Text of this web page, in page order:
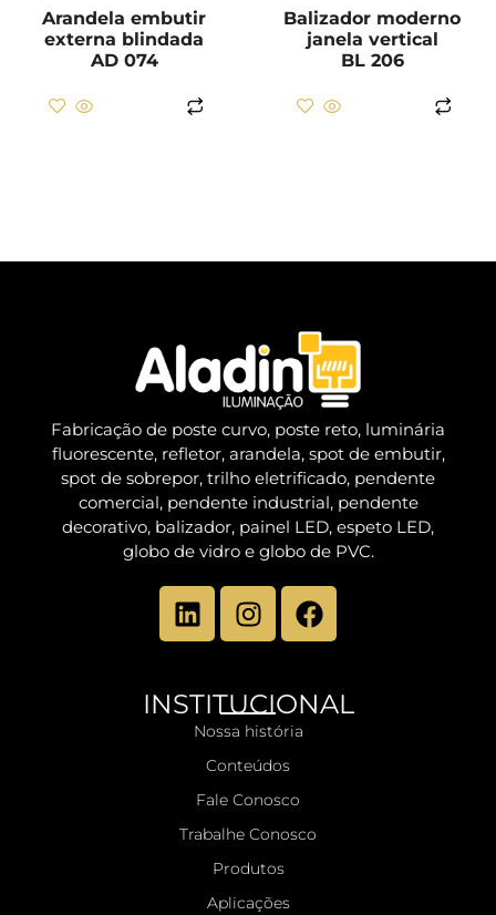
Arandela embutir
externa blindada
AD 074
Balizador moderno
janela vertical
BL 206
Fabricação de poste curvo, poste reto, luminária
fluorescente, refletor, arandela, spot de embutir,
spot de sobrepor, trilho eletrificado, pendente
comercial, pendente industrial, pendente
decorativo, balizador, painel LED, espeto LED,
globo de vidro e globo de PVC.
INSTITUCIONAL
Nossa história
Conteúdos
Fale Conosco
Trabalhe Conosco
Produtos
Aplicações